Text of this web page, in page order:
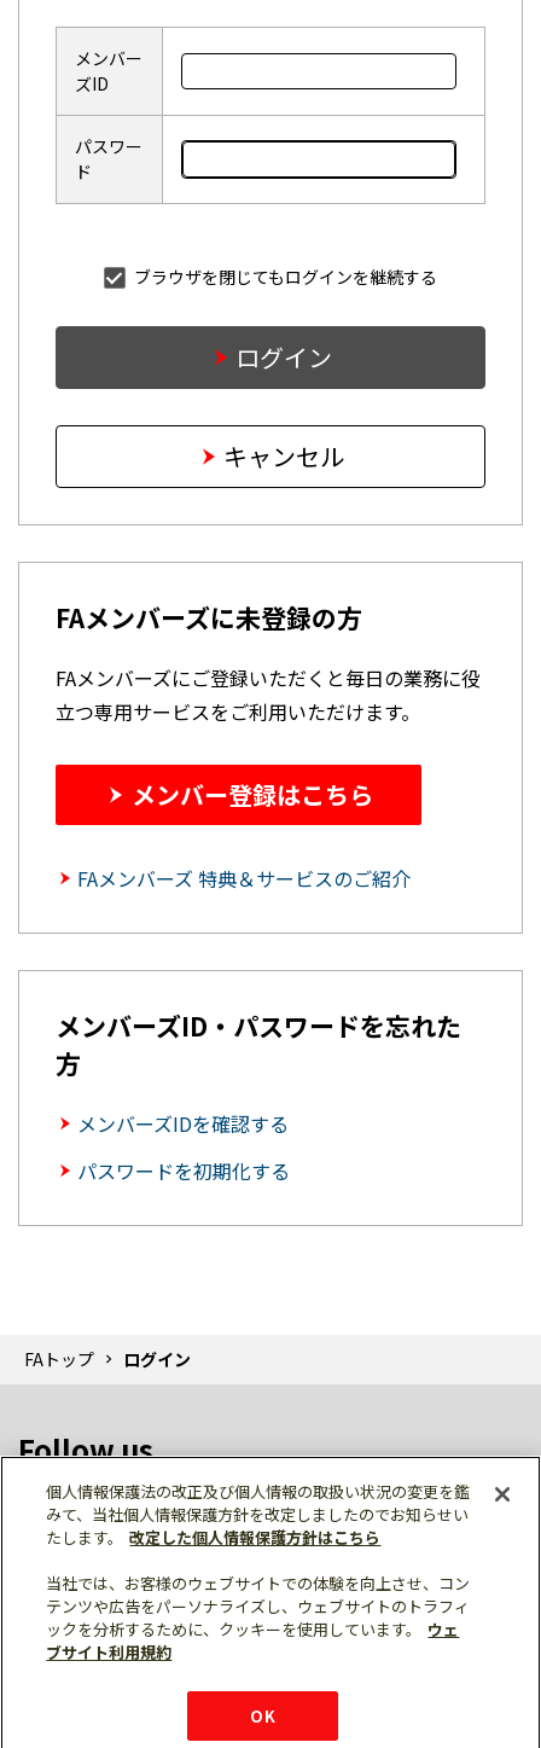
メンバー
ズID
パスワー
ド
ブラウザを閉じてもログインを継続する
ログイン
キャンセル
FAメンバーズに未登録の方
FAメンバーズにご登録いただくと毎日の業務に役
立つ専用サービスをご利用いただけます。
メンバー登録はこちら
FAメンバーズ 特典＆サービスのご紹介
メンバーズID・パスワードを忘れた
方
メンバーズIDを確認する
パスワードを初期化する
FAトップ ログイン
Follow us
個人情報保護 利用規約
ご利用にあたって
サイトマップ
三菱電機トップ
個人情報保護法の改正及び個人情報の取扱い状況の変更を鑑
みて、当社個人情報保護方針を改定しましたのでお知らせい
たします。
改定した個人情報保護方針はこちら
当社では、お客様のウェブサイトでの体験を向上させ、コン
テンツや広告をパーソナライズし、ウェブサイトのトラフィ
ックを分析するために、クッキーを使用しています。
ウェ
ブサイト利用規約
OK
チャットサービス